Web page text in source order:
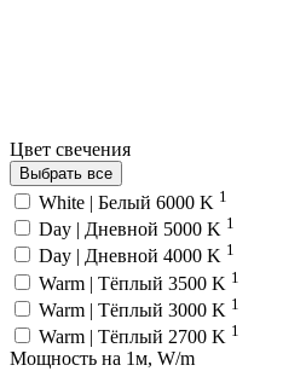
Цвет свечения
Выбрать все
White | Белый 6000 K 1
Day | Дневной 5000 K 1
Day | Дневной 4000 K 1
Warm | Тёплый 3500 K 1
Warm | Тёплый 3000 K 1
Warm | Тёплый 2700 K 1
Мощность на 1м, W/m